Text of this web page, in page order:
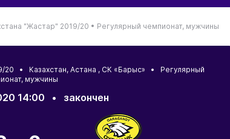
"Жастар" 2019/20 • Регулярный чемпионат, мужчины
20 • Казахстан, Астана , СК «Барыс» • Регулярный
мужчины
14:00 • закончен